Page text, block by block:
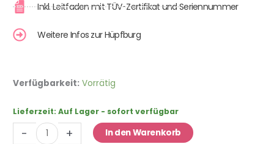
Inkl. Leitfaden mit TÜV-Zertifikat und Seriennummer
Weitere Infos zur Hüpfburg
Verfügbarkeit: Vorrätig
Lieferzeit: Auf Lager - sofort verfügbar
-
Hüpfburg
mit
Rutsche
Menge
+ In den Warenkorb